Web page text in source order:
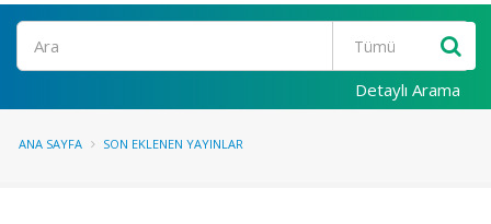
Ara
Detaylı Arama
ANA SAYFA SON EKLENEN YAYINLAR